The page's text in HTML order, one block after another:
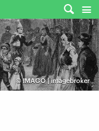
©IMAGO | imagebroker